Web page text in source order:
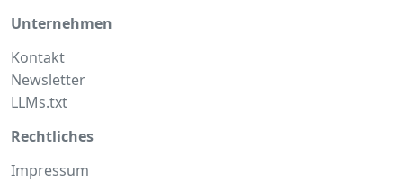
Unternehmen
Kontakt
Newsletter
LLMs.txt
Rechtliches
Impressum